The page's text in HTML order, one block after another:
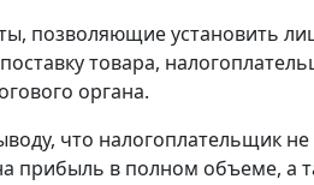
позволяющие установить
товара,
органа.
что налогоплательщик
прибыль в полном объеме, а